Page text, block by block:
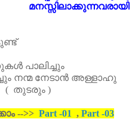
മനസ്സിലാക്കുന്നവരായി
പാലിച്ചും
നന്മ നേടാൻ അള്ളാഹു
( തുടരും )
-->> Part -01 , Part -03